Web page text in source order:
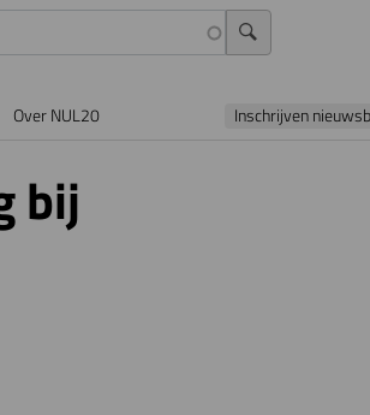
Over NUL20 Inschrijven
bij